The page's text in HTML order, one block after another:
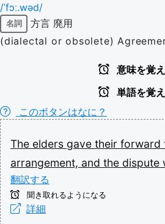
/ˈfɔː.wəd/
名詞 方言 廃用
(dialectal or obsolete)
意味を覚
単語を覚
このボタンはなに？
The elders gave their forward
arrangement, and the dispute
翻訳する
聞き取れるようになる
詳細